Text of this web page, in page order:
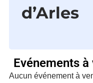
d’Arles
Evénements
Aucun événement à